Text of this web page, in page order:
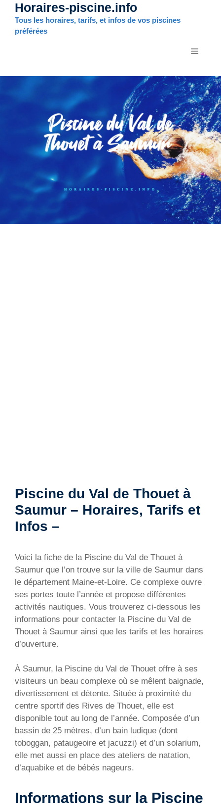
Aller
contenu
Horaires-piscine.info
Tous les horaires, tarifs, et infos de vos piscines
préférées
MENU
Piscine du Val de Thouet à
Saumur – Horaires, Tarifs et
Infos –
Voici la fiche de la Piscine du Val de Thouet à
Saumur que l’on trouve sur la ville de Saumur dans
le département Maine-et-Loire. Ce complexe ouvre
ses portes toute l’année et propose différentes
activités nautiques. Vous trouverez ci-dessous les
informations pour contacter la Piscine du Val de
Thouet à Saumur ainsi que les tarifs et les horaires
d’ouverture.
À Saumur, la Piscine du Val de Thouet offre à ses
visiteurs un beau complexe où se mêlent baignade,
divertissement et détente. Située à proximité du
centre sportif des Rives de Thouet, elle est
disponible tout au long de l’année. Composée d’un
bassin de 25 mètres, d’un bain ludique (dont
toboggan, pataugeoire et jacuzzi) et d’un solarium,
elle met aussi en place des ateliers de natation,
d’aquabike et de bébés nageurs.
Informations sur la Piscine